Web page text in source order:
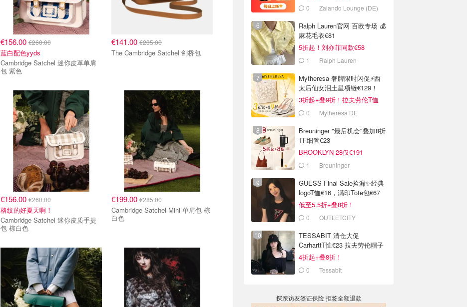
€156.00€260.00
蓝白配色yyds
Cambridge Satchel 迷你皮革单肩
包 紫色
€141.00 €235.00
The Cambridge Satchel 剑桥包
€156.00€260.00
格纹的好夏天啊！
Cambridge Satchel 迷你皮质手提
包 棕白色
€199.00 €285.00
Cambridge Satchel Mini 单肩包 棕
白色
0 Zalando Lounge (DE)
Ralph Lauren官网 百欧专场 💰
麻花毛衣€81
5折起！刘亦菲同款€58
1 Ralph Lauren
Mytheresa 奢牌限时闪促⚡️西
太后仙女泪土星项链€129！
3折起+叠9折！拉夫劳伦T恤
€64！
0 Mytheresa DE
Breuninger "最后机会"叠加8折
TF细管€23
BROOKLYN 28仅€191
1 Breuninger
GUESS Final Sale捡漏✨经典
logoT恤€16，满印Tote包€67
低至5.5折+叠8折！
0
OUTLETCITY
TESSABIT 清仓大促
CarharttT恤€23 拉夫劳伦帽子
€38
4折起+叠8折！
0 Tessabit
探亲访友签证保险 拒签全额退款